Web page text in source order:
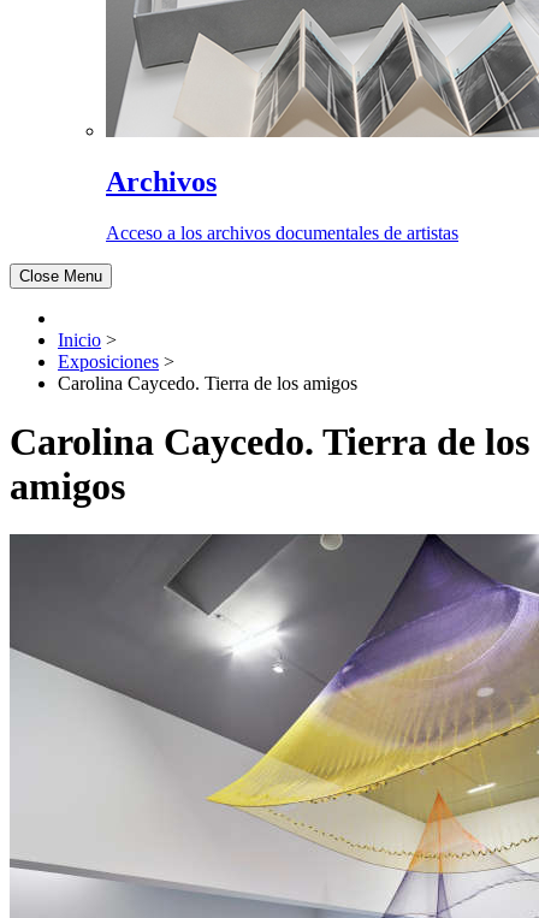
Archivos
Acceso a los archivos documentales de artistas
Close Menu
Inicio >
Exposiciones >
Carolina Caycedo. Tierra de los amigos
Carolina Caycedo. Tierra de los
amigos